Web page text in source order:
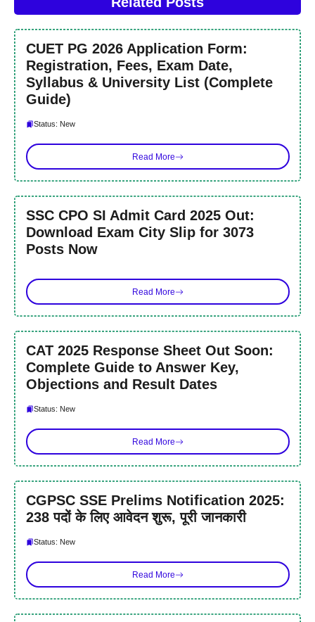
CUET PG 2026 Application Form:
Registration, Fees, Exam Date,
Syllabus & University List (Complete
Guide)
Status: New
Read More
SSC CPO SI Admit Card 2025 Out:
Download Exam City Slip for 3073
Posts Now
Read More
CAT 2025 Response Sheet Out Soon:
Complete Guide to Answer Key,
Objections and Result Dates
Status: New
Read More
CGPSC SSE Prelims Notification 2025:
238 पदों के लिए आवेदन शुरू, पूरी जानकारी
Status: New
Read More